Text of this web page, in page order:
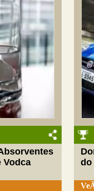
Vodca
do